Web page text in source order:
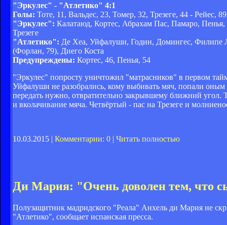
"Эркулес" - "Атлетико" 4:1
Голы: Тоте, 11, Вальдес, 23, Томер, 32, Трезеге, 44 - Рейес, 89
"Эркулес": Калатаюд, Кортес, Абрахам Пас, Памаро,
Трезеге
"Атлетико": Де Хеа, Уйфалуши, Годин, Домингес, Филипе
(Форлан, 79), Диего Коста
Предупреждены: Кортес, 46, Пенья, 54
"Эркулес" попросту уничтожил "матрасников" в первом
Уйфалуши не разобрались, кому выбивать мяч, попали оным
передать нужно, отвратительно закрывшему ближний
и вколачивание мяча. Четвёртый - пас на Трезеге и
10.03.2015 | Комментарии: 0 | Читать полностью
Ди Мария: "Очень доволен тем, что
Полузащитник мадридского "Реала" Анхель ди Мария не
"Атлетико", сообщает испанская пресса.